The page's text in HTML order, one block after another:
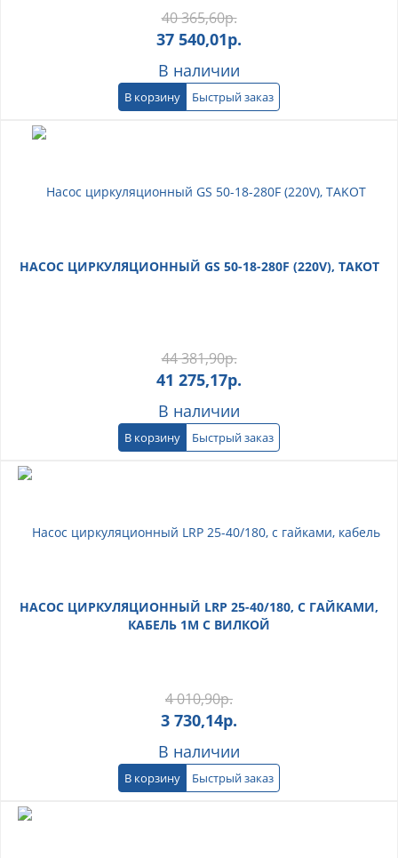
40 365,60р.
37 540,01р.
В наличии
В корзину Быстрый заказ
НАСОС ЦИРКУЛЯЦИОННЫЙ GS 50-18-280F (220V), TAKOT
44 381,90р.
41 275,17р.
В наличии
В корзину Быстрый заказ
НАСОС ЦИРКУЛЯЦИОННЫЙ LRP 25-40/180, С ГАЙКАМИ,
КАБЕЛЬ 1М С ВИЛКОЙ
4 010,90р.
3 730,14р.
В наличии
В корзину Быстрый заказ